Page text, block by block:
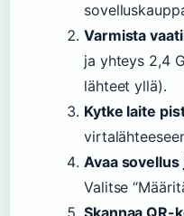
Varmista
ja yhteys 2,4
lähteet yllä).
Kytke laite
Avaa
Valitse